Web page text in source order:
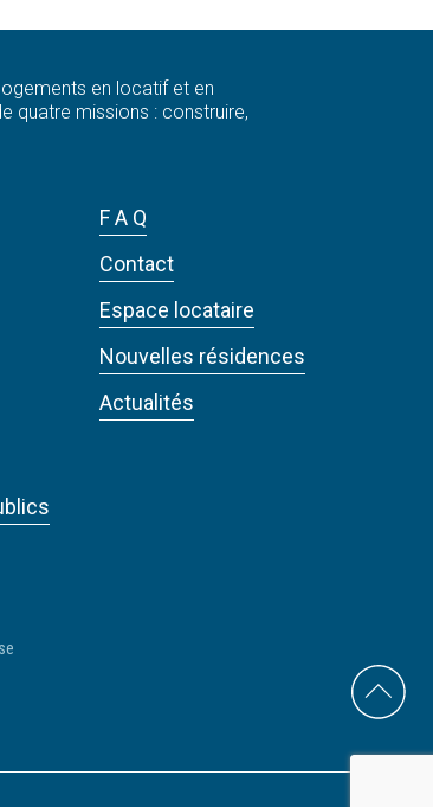
en locatif et en
quatre missions : construire,
F A Q
Contact
Espace locataire
Nouvelles résidences
Actualités